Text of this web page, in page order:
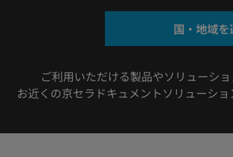
国・地域を
ご利⽤いただける製品やソリューシ
お近くの京セラドキュメントソリューシ